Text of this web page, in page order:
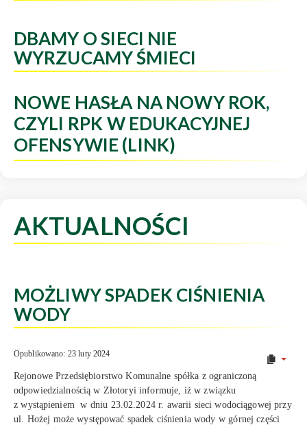
DBAMY O SIECI NIE
WYRZUCAMY ŚMIECI
NOWE HASŁA NA NOWY ROK,
CZYLI RPK W EDUKACYJNEJ
OFENSYWIE (LINK)
AKTUALNOŚCI
MOŻLIWY SPADEK CIŚNIENIA
WODY
Opublikowano: 23 luty 2024
Rejonowe Przedsiębiorstwo Komunalne spółka z ograniczoną
odpowiedzialnością w Złotoryi informuje, iż w związku
z wystąpieniem w dniu 23.02.2024 r. awarii sieci wodociągowej przy
ul. Hożej może występować spadek ciśnienia wody w górnej części